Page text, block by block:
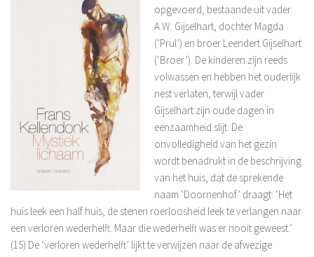
opgevoerd, bestaande uit vader
A.W. Gijselhart, dochter Magda
(‘Prul’) en broer Leendert Gijselhart
(‘Broer’). De kinderen zijn reeds
volwassen en hebben het ouderlijk
nest verlaten, terwijl vader
Gijselhart zijn oude dagen in
eenzaamheid slijt. De
onvolledigheid van het gezin
wordt benadrukt in de beschrijving
van het huis, dat de sprekende
naam ‘Doornenhof’ draagt: ‘Het
huis leek een half huis, de stenen roerloosheid leek te verlangen naar
een verloren wederhelft. Maar die wederhelft was er nooit geweest.’
(15) De ‘verloren wederhelft’ lijkt te verwijzen naar de afwezige